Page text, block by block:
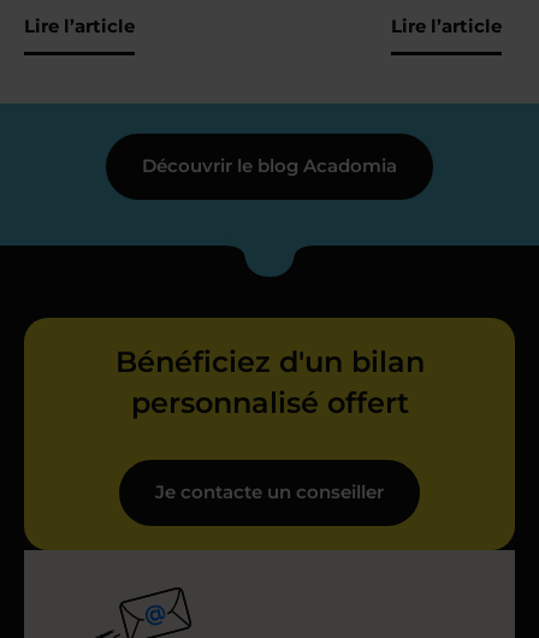
Lire l’article Lire l’article
Découvrir le blog Acadomia
Bénéficiez d'un bilan
personnalisé offert
Je contacte un conseiller